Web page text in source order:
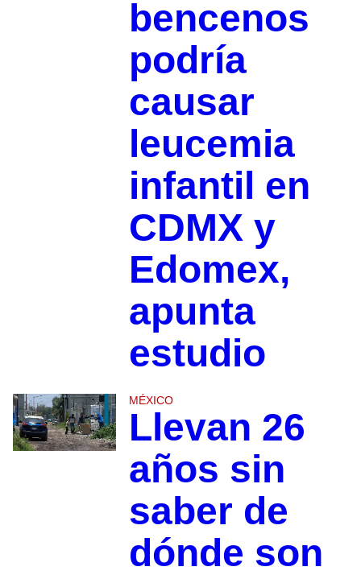
bencenos
podría
causar
leucemia
infantil en
CDMX y
Edomex,
apunta
estudio
MÉXICO
Llevan 26
años sin
saber de
dónde son